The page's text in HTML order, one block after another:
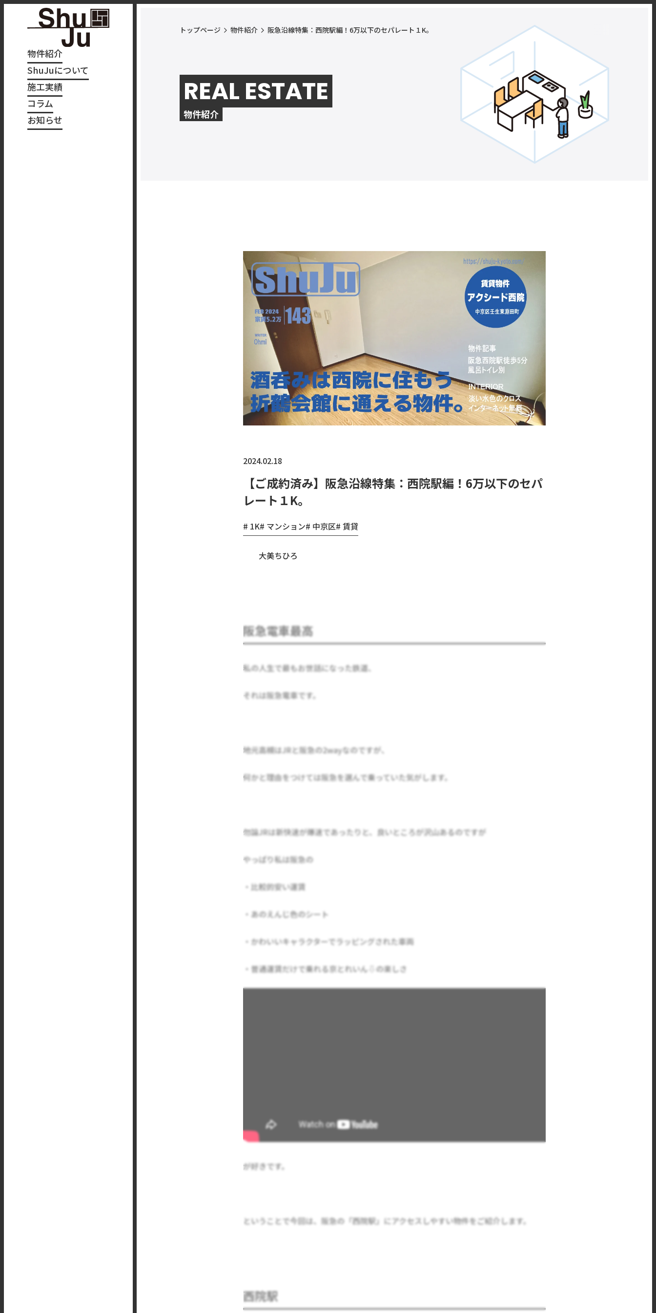
物件紹介
ShuJuについて
施工実績
コラム
お知らせ
トップページ 物件紹介 阪急沿線特集：西院駅編！6万以下のセパレート１K。
REAL ESTATE
物件紹介
2024.02.18
【ご成約済み】阪急沿線特集：西院駅編！6万以下のセパ
レート１K。
1K マンション 中京区 賃貸
大美ちひろ
阪急電車最高
私の人生で最もお世話になった鉄道、
それは阪急電車です。
地元高槻はJRと阪急の2wayなのですが、
何かと理由をつけては阪急を選んで乗っていた気がします。
勿論JRは新快速が爆速であったりと、良いところが沢山あるのですが
やっぱり私は阪急の
・比較的安い運賃
・あのえんじ色のシート
・かわいいキャラクターでラッピングされた車両
・普通運賃だけで乗れる京とれいん⇩の楽しさ
が好きです。
ということで今回は、阪急の「西院駅」にアクセスしやすい物件をご紹介します。
西院駅